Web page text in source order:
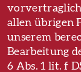
allen übrigen
unserem
Bearbeitung
6 Abs. 1 lit. f